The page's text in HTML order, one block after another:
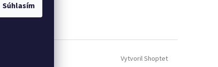
Súhlasím
Vytvoril Shoptet